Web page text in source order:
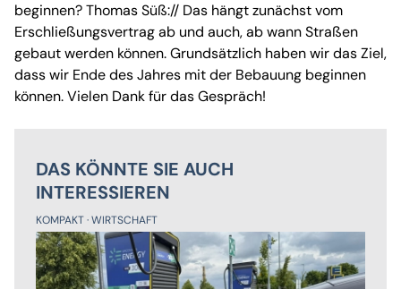
beginnen? Thomas Süß:// Das hängt zunächst vom
Erschließungsvertrag ab und auch, ab wann Straßen
gebaut werden können. Grundsätzlich haben wir das Ziel,
dass wir Ende des Jahres mit der Bebauung beginnen
können. Vielen Dank für das Gespräch!
DAS KÖNNTE SIE AUCH
INTERESSIEREN
KOMPAKT WIRTSCHAFT